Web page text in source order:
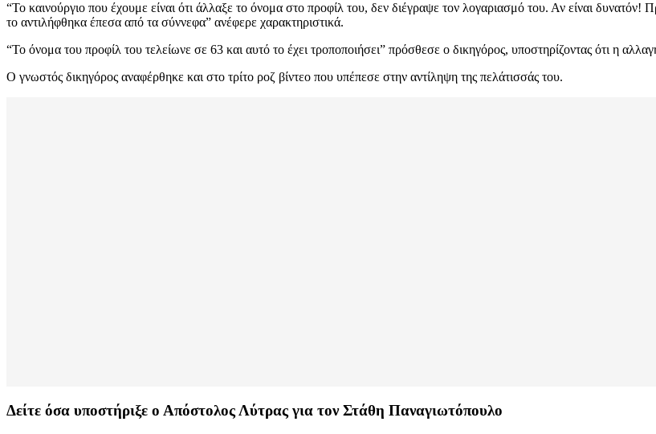
“Το καινούργιο που έχουμε είναι ότι άλλαξε το όνομα στο προφίλ του, δεν διέγραψε τον λογαριασμό του. Αν είναι
το αντιλήφθηκα έπεσα από τα σύννεφα” ανέφερε χαρακτηριστικά.
“Το όνομα του προφίλ του τελείωνε σε 63 και αυτό το έχει τροποποιήσει” πρόσθεσε ο δικηγόρος, υποστηρίζοντας ότι η
Ο γνωστός δικηγόρος αναφέρθηκε και στο τρίτο ροζ βίντεο που υπέπεσε στην αντίληψη της πελάτισσάς του.
Δείτε όσα υποστήριξε ο Απόστολος Λύτρας για τον Στάθη Παναγιωτόπουλο